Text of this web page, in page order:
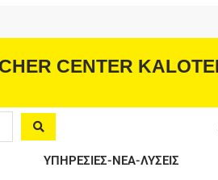
CENTER
ΥΠΗΡΕΣΙΕΣ-ΝΕΑ-ΛΥΣΕΙΣ